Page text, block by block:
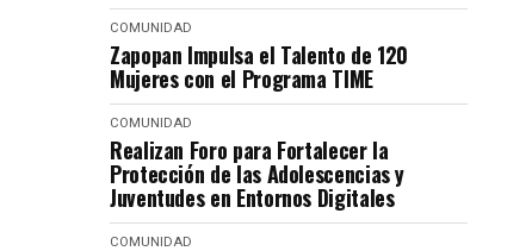
COMUNIDAD
Zapopan Impulsa el Talento de 120
Mujeres con el Programa TIME
COMUNIDAD
Realizan Foro para Fortalecer la
Protección de las Adolescencias y
Juventudes en Entornos Digitales
COMUNIDAD